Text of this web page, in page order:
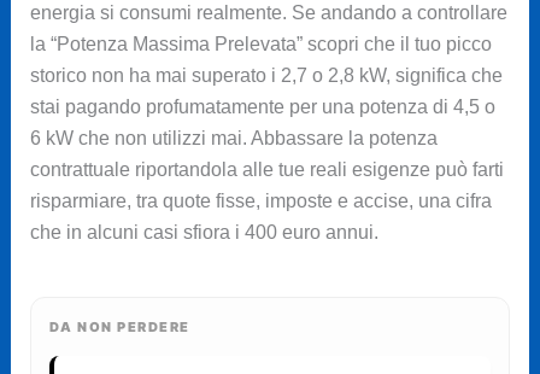
energia si consumi realmente. Se andando a controllare
la “Potenza Massima Prelevata” scopri che il tuo picco
storico non ha mai superato i 2,7 o 2,8 kW, significa che
stai pagando profumatamente per una potenza di 4,5 o
6 kW che non utilizzi mai. Abbassare la potenza
contrattuale riportandola alle tue reali esigenze può farti
risparmiare, tra quote fisse, imposte e accise, una cifra
che in alcuni casi sfiora i 400 euro annui.
DA NON PERDERE